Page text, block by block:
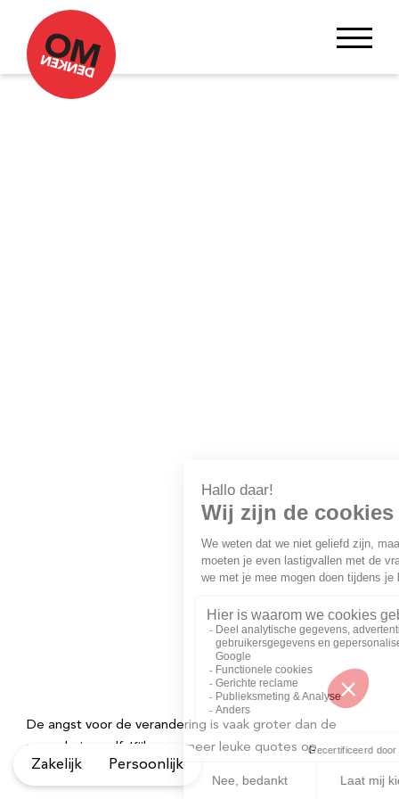
De angst voor de verandering is vaak groter dan de
verandering zelf. Kijk voor meer leuke quotes op
www.omdenken.nl
Zakelijk Persoonlijk